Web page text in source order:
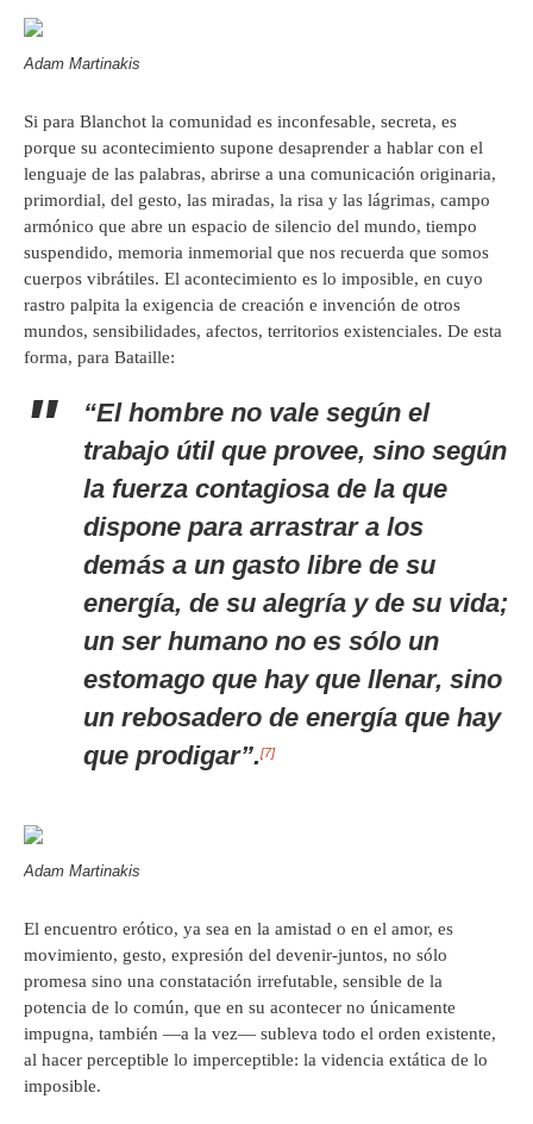
Adam Martinakis
Si para Blanchot la comunidad es inconfesable, secreta, es
porque su acontecimiento supone desaprender a hablar con el
lenguaje de las palabras, abrirse a una comunicación originaria,
primordial, del gesto, las miradas, la risa y las lágrimas, campo
armónico que abre un espacio de silencio del mundo, tiempo
suspendido, memoria inmemorial que nos recuerda que somos
cuerpos vibrátiles. El acontecimiento es lo imposible, en cuyo
rastro palpita la exigencia de creación e invención de otros
mundos, sensibilidades, afectos, territorios existenciales. De esta
forma, para Bataille:
“El hombre no vale según el
trabajo útil que provee, sino según
la fuerza contagiosa de la que
dispone para arrastrar a los
demás a un gasto libre de su
energía, de su alegría y de su vida;
un ser humano no es sólo un
estomago que hay que llenar, sino
un rebosadero de energía que hay
que prodigar”.[7]
Adam Martinakis
El encuentro erótico, ya sea en la amistad o en el amor, es
movimiento, gesto, expresión del devenir-juntos, no sólo
promesa sino una constatación irrefutable, sensible de la
potencia de lo común, que en su acontecer no únicamente
impugna, también —a la vez— subleva todo el orden existente,
al hacer perceptible lo imperceptible: la videncia extática de lo
imposible.